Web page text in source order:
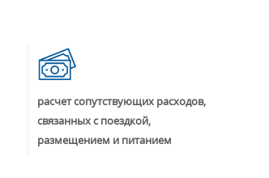
расчет сопутствующих расходов,
связанных с поездкой,
размещением и питанием